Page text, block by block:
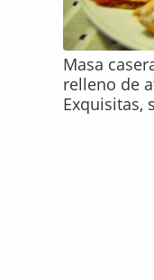
Masa
relleno de
Exquisitas,